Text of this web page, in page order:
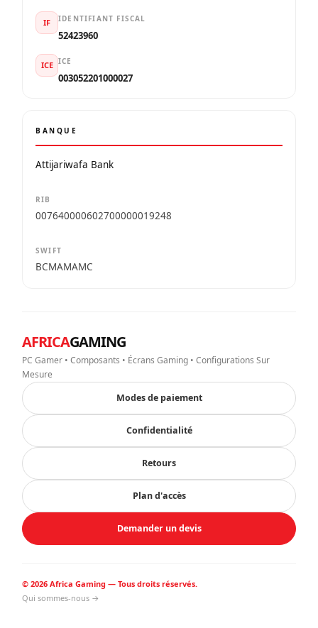
IF IDENTIFIANT FISCAL
52423960
ICE ICE
003052201000027
BANQUE
Attijariwafa Bank
RIB
007640000602700000019248
SWIFT
BCMAMAMC
AFRICAGAMING
PC Gamer • Composants • Écrans Gaming • Configurations Sur
Mesure
Modes de paiement
Confidentialité
Retours
Plan d'accès
Demander un devis
© 2026 Africa Gaming — Tous droits réservés.
Qui sommes-nous →